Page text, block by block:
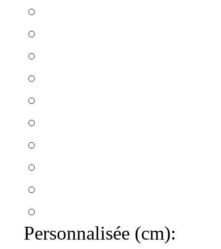
Personnalisée (cm):